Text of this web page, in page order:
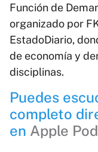
Función de
organizado por
EstadoDiario,
de economía y
disciplinas.
Puedes
completo
en Apple